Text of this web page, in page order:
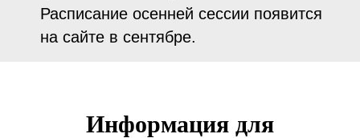
Расписание осенней сессии появится
на сайте в сентябре.
Информация для